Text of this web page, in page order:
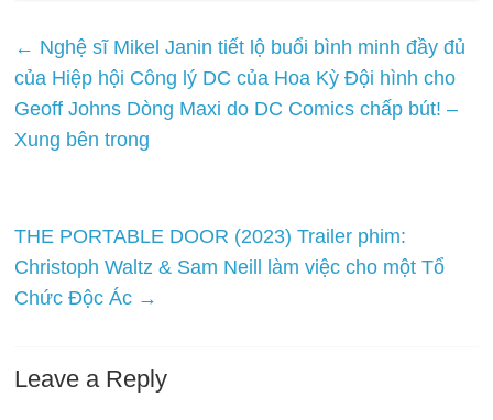
← Nghệ sĩ Mikel Janin tiết lộ buổi bình minh đầy đủ
của Hiệp hội Công lý DC của Hoa Kỳ Đội hình cho
Geoff Johns Dòng Maxi do DC Comics chấp bút! –
Xung bên trong
THE PORTABLE DOOR (2023) Trailer phim:
Christoph Waltz & Sam Neill làm việc cho một Tổ
Chức Độc Ác →
Leave a Reply